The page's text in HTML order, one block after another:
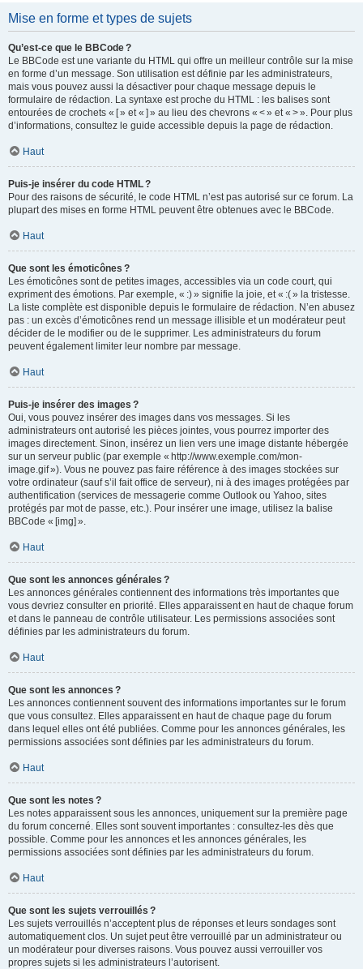
Mise en forme et types de sujets
Qu’est-ce que le BBCode ?
Le BBCode est une variante du HTML qui offre un meilleur contrôle sur la mise
en forme d’un message. Son utilisation est définie par les administrateurs,
mais vous pouvez aussi la désactiver pour chaque message depuis le
formulaire de rédaction. La syntaxe est proche du HTML : les balises sont
entourées de crochets « [ » et « ] » au lieu des chevrons « < » et « > ». Pour plus
d’informations, consultez le guide accessible depuis la page de rédaction.
Haut
Puis-je insérer du code HTML ?
Pour des raisons de sécurité, le code HTML n’est pas autorisé sur ce forum. La
plupart des mises en forme HTML peuvent être obtenues avec le BBCode.
Haut
Que sont les émoticônes ?
Les émoticônes sont de petites images, accessibles via un code court, qui
expriment des émotions. Par exemple, « :) » signifie la joie, et « :( » la tristesse.
La liste complète est disponible depuis le formulaire de rédaction. N’en abusez
pas : un excès d’émoticônes rend un message illisible et un modérateur peut
décider de le modifier ou de le supprimer. Les administrateurs du forum
peuvent également limiter leur nombre par message.
Haut
Puis-je insérer des images ?
Oui, vous pouvez insérer des images dans vos messages. Si les
administrateurs ont autorisé les pièces jointes, vous pourrez importer des
images directement. Sinon, insérez un lien vers une image distante hébergée
sur un serveur public (par exemple « http://www.exemple.com/mon-
image.gif »). Vous ne pouvez pas faire référence à des images stockées sur
votre ordinateur (sauf s’il fait office de serveur), ni à des images protégées par
authentification (services de messagerie comme Outlook ou Yahoo, sites
protégés par mot de passe, etc.). Pour insérer une image, utilisez la balise
BBCode « [img] ».
Haut
Que sont les annonces générales ?
Les annonces générales contiennent des informations très importantes que
vous devriez consulter en priorité. Elles apparaissent en haut de chaque forum
et dans le panneau de contrôle utilisateur. Les permissions associées sont
définies par les administrateurs du forum.
Haut
Que sont les annonces ?
Les annonces contiennent souvent des informations importantes sur le forum
que vous consultez. Elles apparaissent en haut de chaque page du forum
dans lequel elles ont été publiées. Comme pour les annonces générales, les
permissions associées sont définies par les administrateurs du forum.
Haut
Que sont les notes ?
Les notes apparaissent sous les annonces, uniquement sur la première page
du forum concerné. Elles sont souvent importantes : consultez-les dès que
possible. Comme pour les annonces et les annonces générales, les
permissions associées sont définies par les administrateurs du forum.
Haut
Que sont les sujets verrouillés ?
Les sujets verrouillés n’acceptent plus de réponses et leurs sondages sont
automatiquement clos. Un sujet peut être verrouillé par un administrateur ou
un modérateur pour diverses raisons. Vous pouvez aussi verrouiller vos
propres sujets si les administrateurs l’autorisent.